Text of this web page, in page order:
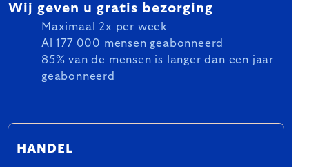
Wij geven u gratis bezorging
Maximaal 2x per week
Al 177 000 mensen geabonneerd
85% van de mensen is langer dan een jaar
geabonneerd
HANDEL